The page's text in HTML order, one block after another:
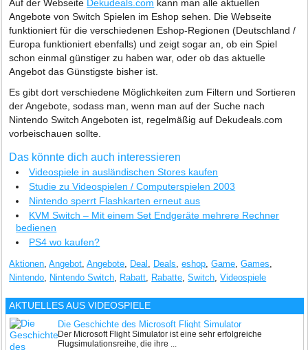
Auf der Webseite Dekudeals.com kann man alle aktuellen
Angebote von Switch Spielen im Eshop sehen. Die Webseite
funktioniert für die verschiedenen Eshop-Regionen (Deutschland /
Europa funktioniert ebenfalls) und zeigt sogar an, ob ein Spiel
schon einmal günstiger zu haben war, oder ob das aktuelle
Angebot das Günstigste bisher ist.
Es gibt dort verschiedene Möglichkeiten zum Filtern und Sortieren
der Angebote, sodass man, wenn man auf der Suche nach
Nintendo Switch Angeboten ist, regelmäßig auf Dekudeals.com
vorbeischauen sollte.
Das könnte dich auch interessieren
Videospiele in ausländischen Stores kaufen
Studie zu Videospielen / Computerspielen 2003
Nintendo sperrt Flashkarten erneut aus
KVM Switch – Mit einem Set Endgeräte mehrere Rechner
bedienen
PS4 wo kaufen?
Aktionen,Angebot,Angebote, Deal , Deals,eshop,Game,Games,
Nintendo, Nintendo Switch, Rabatt, Rabatte,Switch,Videospiele
AKTUELLES AUSVIDEOSPIELE
Die Geschichte des Microsoft Flight Simulator
Der Microsoft Flight Simulator ist eine sehr erfolgreiche
Flugsimulationsreihe, die ihre ...